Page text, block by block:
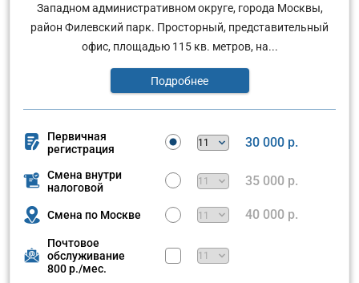
Западном административном округе, города Москвы,
район Филевский парк. Просторный, представительный
офис, площадью 115 кв. метров, на...
Подробнее
Первичная
регистрация
30 000 р.
Смена внутри
налоговой
35 000 р.
Смена по Москве 40 000 р.
Почтовое
обслуживание
800 р./мес.